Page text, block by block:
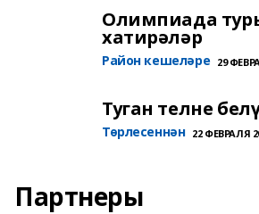
Олимпиада
хатирәләр
Район кешеләре 29
Туган телне
Төрлесеннән 22 ФЕВРАЛЯ
Партнеры